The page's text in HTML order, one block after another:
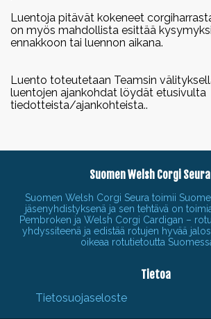
Luentoja pitävät kokeneet
on myös mahdollista esittää
ennakkoon tai luennon aikana.
Luento toteutetaan Teamsin
luentojen ajankohdat löydät etusivulta
tiedotteista/ajankohteista..
Suomen Welsh Corgi
Suomen Welsh Corgi Seura toimii
jäsenyhdistyksenä ja sen tehtävä on
Pembroken ja Welsh Corgi Cardigan –
yhdyssiteenä ja edistää rotujen hyvää
oikeaa rotutietoutta
Tietoa
Tietosuojaseloste